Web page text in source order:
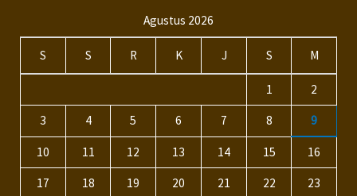
Agustus 2026
S S R K J S M
1 2
3 4 5 6 7 8 9
10 11 12 13 14 15 16
17 18 19 20 21 22 23